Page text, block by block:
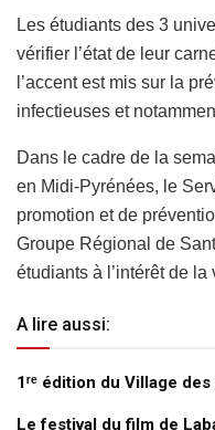
Les étudiants des 3
vérifier l’état de leur
l’accent est mis sur la
infectieuses et
Dans le cadre de la
en Midi-Pyrénées, le
promotion et de
Groupe Régional de
étudiants à l’intérêt de la
A lire aussi:
1ʳᵉ édition du Village
Le festival du film de